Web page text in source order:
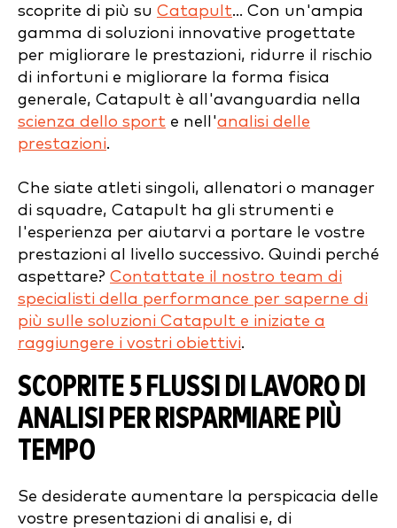
scoprite di più su Catapult... Con un'ampia
gamma di soluzioni innovative progettate
per migliorare le prestazioni, ridurre il rischio
di infortuni e migliorare la forma fisica
generale, Catapult è all'avanguardia nella
scienza dello sport e nell'analisi delle
prestazioni.
Che siate atleti singoli, allenatori o manager
di squadre, Catapult ha gli strumenti e
l'esperienza per aiutarvi a portare le vostre
prestazioni al livello successivo. Quindi perché
aspettare? Contattate il nostro team di
specialisti della performance per saperne di
più sulle soluzioni Catapult e iniziate a
raggiungere i vostri obiettivi.
SCOPRITE 5 FLUSSI DI LAVORO DI
ANALISI PER RISPARMIARE PIÙ
TEMPO
Se desiderate aumentare la perspicacia delle
vostre presentazioni di analisi e, di